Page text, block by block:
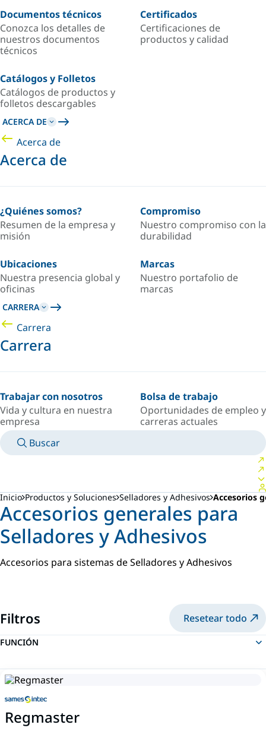
Documentos técnicos
Conozca los detalles de
nuestros documentos
técnicos
Certificados
Certificaciones de
productos y calidad
Catálogos y Folletos
Catálogos de productos y
folletos descargables
ACERCA DE
Acerca de
Acerca de
¿Quiénes somos?
Resumen de la empresa y
misión
Compromiso
Nuestro compromiso con la
durabilidad
Ubicaciones
Nuestra presencia global y
oficinas
Marcas
Nuestro portafolio de
marcas
CARRERA
Carrera
Carrera
Trabajar con nosotros
Vida y cultura en nuestra
empresa
Bolsa de trabajo
Oportunidades de empleo y
carreras actuales
Buscar
Inicio Productos y Soluciones Selladores y Adhesivos Accesorios
Accesorios generales para
Selladores y Adhesivos
Accesorios para sistemas de Selladores y Adhesivos
Filtros Resetear todo
FUNCIÓN
Regmaster